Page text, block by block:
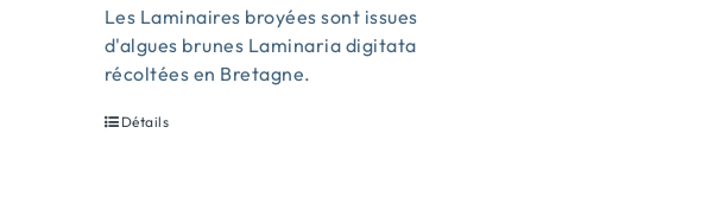
Les Laminaires broyées sont issues
d'algues brunes Laminaria digitata
récoltées en Bretagne.
Détails